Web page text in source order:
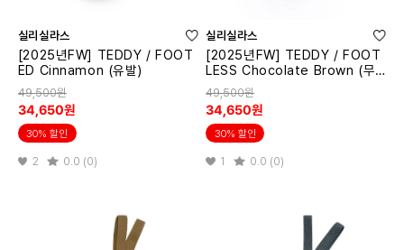
실리실라스
[2025년FW] TEDDY / FOOT
ED Cinnamon (유발)
49,500원
34,650원
30% 할인
2 0.0 (0)
실리실라스
[2025년FW] TEDDY / FOOT
LESS Chocolate Brown (무
발)
49,500원
34,650원
30% 할인
1 0.0 (0)